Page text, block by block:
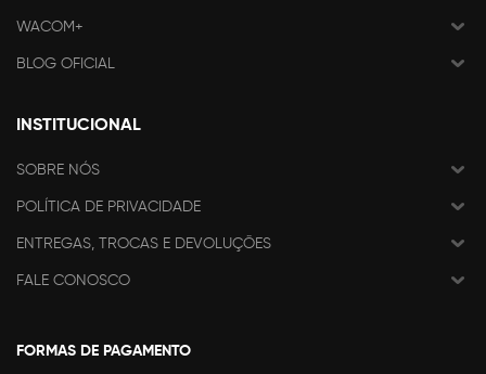
WACOM+
BLOG OFICIAL
INSTITUCIONAL
SOBRE NÓS
POLÍTICA DE PRIVACIDADE
ENTREGAS, TROCAS E DEVOLUÇÕES
FALE CONOSCO
FORMAS DE PAGAMENTO